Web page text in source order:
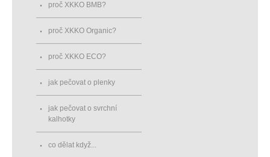
proč XKKO BMB?
proč XKKO Organic?
proč XKKO ECO?
jak pečovat o plenky
jak pečovat o svrchní
kalhotky
co dělat když...